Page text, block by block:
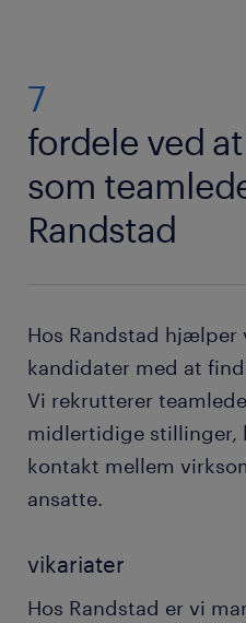
7
fordele ved
som
Randstad
Hos Randstad hjælper
kandidater med at
Vi rekrutterer
midlertidige stillinger,
kontakt mellem
ansatte.
vikariater
Hos Randstad er vi